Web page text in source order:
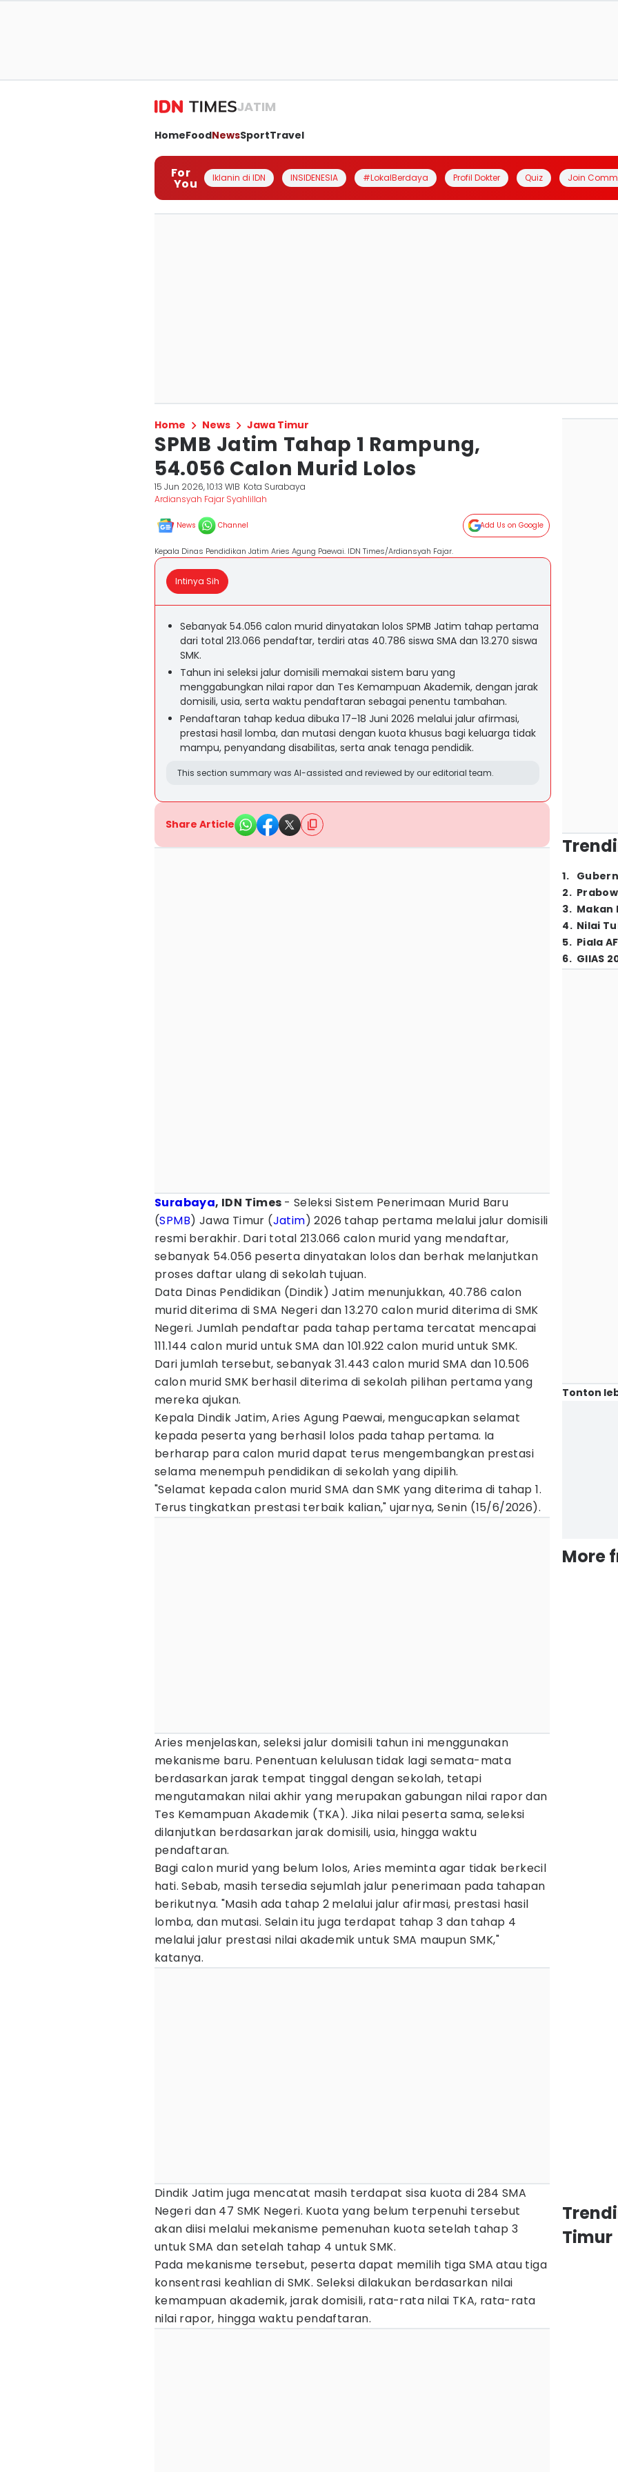
JATIM
HomeFoodNewsSportTravel
For
You Iklanin di IDN INSIDENESIA #LokalBerdaya Profil Dokter Quiz Join
Home News Jawa Timur
SPMB Jatim Tahap 1 Rampung,
54.056 Calon Murid Lolos
15 Jun 2026, 10:13 WIB Kota Surabaya
Ardiansyah Fajar Syahlillah
News Channel Add Us on Google
Kepala Dinas Pendidikan Jatim Aries Agung Paewai. IDN Times/Ardiansyah Fajar.
Intinya Sih
Sebanyak 54.056 calon murid dinyatakan lolos SPMB Jatim tahap pertama
dari total 213.066 pendaftar, terdiri atas 40.786 siswa SMA dan 13.270 siswa
SMK.
Tahun ini seleksi jalur domisili memakai sistem baru yang
menggabungkan nilai rapor dan Tes Kemampuan Akademik, dengan jarak
domisili, usia, serta waktu pendaftaran sebagai penentu tambahan.
Pendaftaran tahap kedua dibuka 17–18 Juni 2026 melalui jalur afirmasi,
prestasi hasil lomba, dan mutasi dengan kuota khusus bagi keluarga tidak
mampu, penyandang disabilitas, serta anak tenaga pendidik.
This section summary was AI-assisted and reviewed by our editorial team.
Share Article
Surabaya, IDN Times - Seleksi Sistem Penerimaan Murid Baru
(SPMB) Jawa Timur (Jatim) 2026 tahap pertama melalui jalur domisili
resmi berakhir. Dari total 213.066 calon murid yang mendaftar,
sebanyak 54.056 peserta dinyatakan lolos dan berhak melanjutkan
proses daftar ulang di sekolah tujuan.
Data Dinas Pendidikan (Dindik) Jatim menunjukkan, 40.786 calon
murid diterima di SMA Negeri dan 13.270 calon murid diterima di SMK
Negeri. Jumlah pendaftar pada tahap pertama tercatat mencapai
111.144 calon murid untuk SMA dan 101.922 calon murid untuk SMK.
Dari jumlah tersebut, sebanyak 31.443 calon murid SMA dan 10.506
calon murid SMK berhasil diterima di sekolah pilihan pertama yang
mereka ajukan.
Kepala Dindik Jatim, Aries Agung Paewai, mengucapkan selamat
kepada peserta yang berhasil lolos pada tahap pertama. Ia
berharap para calon murid dapat terus mengembangkan prestasi
selama menempuh pendidikan di sekolah yang dipilih.
"Selamat kepada calon murid SMA dan SMK yang diterima di tahap 1.
Terus tingkatkan prestasi terbaik kalian," ujarnya, Senin (15/6/2026).
Aries menjelaskan, seleksi jalur domisili tahun ini menggunakan
mekanisme baru. Penentuan kelulusan tidak lagi semata-mata
berdasarkan jarak tempat tinggal dengan sekolah, tetapi
mengutamakan nilai akhir yang merupakan gabungan nilai rapor dan
Tes Kemampuan Akademik (TKA). Jika nilai peserta sama, seleksi
dilanjutkan berdasarkan jarak domisili, usia, hingga waktu
pendaftaran.
Bagi calon murid yang belum lolos, Aries meminta agar tidak berkecil
hati. Sebab, masih tersedia sejumlah jalur penerimaan pada tahapan
berikutnya. "Masih ada tahap 2 melalui jalur afirmasi, prestasi hasil
lomba, dan mutasi. Selain itu juga terdapat tahap 3 dan tahap 4
melalui jalur prestasi nilai akademik untuk SMA maupun SMK,"
katanya.
Dindik Jatim juga mencatat masih terdapat sisa kuota di 284 SMA
Negeri dan 47 SMK Negeri. Kuota yang belum terpenuhi tersebut
akan diisi melalui mekanisme pemenuhan kuota setelah tahap 3
untuk SMA dan setelah tahap 4 untuk SMK.
Pada mekanisme tersebut, peserta dapat memilih tiga SMA atau tiga
konsentrasi keahlian di SMK. Seleksi dilakukan berdasarkan nilai
kemampuan akademik, jarak domisili, rata-rata nilai TKA, rata-rata
nilai rapor, hingga waktu pendaftaran.
1.
2.
3. Makan
4. Nilai
5. Piala
6. GIIAS
Tonton
More
Timur